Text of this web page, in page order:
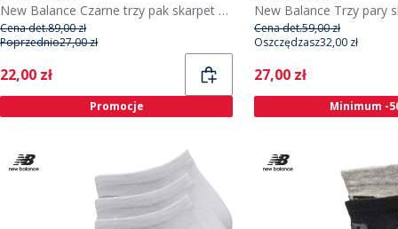
New Balance Czarne trzy pak skarpet crew z z logo dla niego kolor Brązowy/Czerwony
Cena det.89,00 zł
Poprzednio27,00 zł
Current
22,00 zł
Promocje
Cena det.59,00 zł
Oszczędzasz32,00 zł
Current
27,00 zł
Minimum -